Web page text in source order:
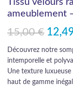
ameublement
15,00€
Le prix initial était :
Le prix actuel est :
Découvrez notre
intemporelle et
Une texture
haut de gamme